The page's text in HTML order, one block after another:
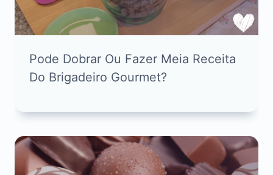
Pode Dobrar Ou Fazer Meia Receita
Do Brigadeiro Gourmet?